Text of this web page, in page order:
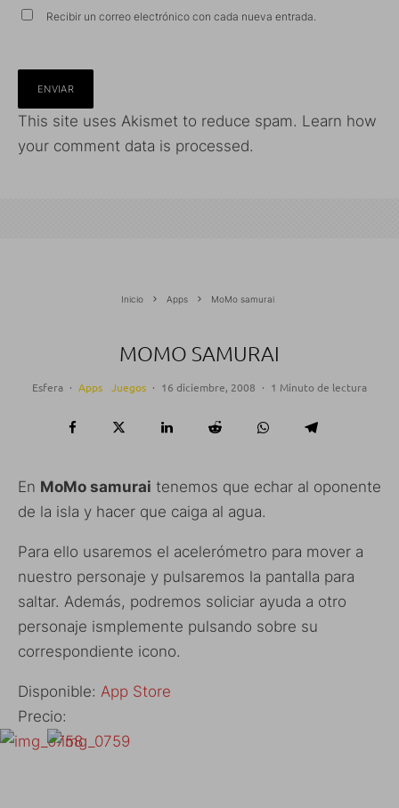
Recibir un correo electrónico con cada nueva entrada.
This site uses Akismet to reduce spam. Learn how
your comment data is processed.
Inicio Apps MoMo samurai
MOMO SAMURAI
Esfera · Apps Juegos · 16 diciembre, 2008 · 1 Minuto de lectura
En MoMo samurai tenemos que echar al oponente
de la isla y hacer que caiga al agua.
Para ello usaremos el acelerómetro para mover a
nuestro personaje y pulsaremos la pantalla para
saltar. Además, podremos soliciar ayuda a otro
personaje ismplemente pulsando sobre su
correspondiente icono.
Disponible: App Store
Precio: